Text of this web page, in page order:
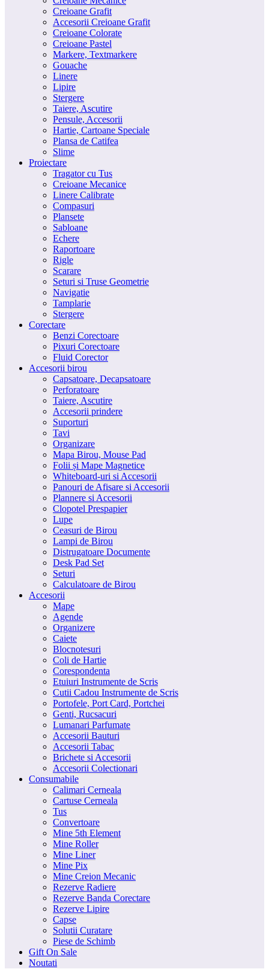
Creioane Grafit
Accesorii Creioane Grafit
Creioane Colorate
Creioane Pastel
Markere, Textmarkere
Gouache
Linere
Lipire
Stergere
Taiere, Ascutire
Pensule, Accesorii
Hartie, Cartoane Speciale
Plansa de Catifea
Slime
Proiectare
Tragator cu Tus
Creioane Mecanice
Linere Calibrate
Compasuri
Plansete
Sabloane
Echere
Raportoare
Rigle
Scarare
Seturi si Truse Geometrie
Navigatie
Tamplarie
Stergere
Corectare
Benzi Corectoare
Pixuri Corectoare
Fluid Corector
Accesorii birou
Capsatoare, Decapsatoare
Perforatoare
Taiere, Ascutire
Accesorii prindere
Suporturi
Tavi
Organizare
Mapa Birou, Mouse Pad
Folii și Mape Magnetice
Whiteboard-uri si Accesorii
Panouri de Afisare si Accesorii
Plannere si Accesorii
Clopotel Prespapier
Lupe
Ceasuri de Birou
Lampi de Birou
Distrugatoare Documente
Desk Pad Set
Seturi
Calculatoare de Birou
Accesorii
Mape
Agende
Organizere
Caiete
Blocnotesuri
Coli de Hartie
Corespondenta
Etuiuri Instrumente de Scris
Cutii Cadou Instrumente de Scris
Portofele, Port Card, Portchei
Genti, Rucsacuri
Lumanari Parfumate
Accesorii Bauturi
Accesorii Tabac
Brichete si Accesorii
Accesorii Colectionari
Consumabile
Calimari Cerneala
Cartuse Cerneala
Tus
Convertoare
Mine 5th Element
Mine Roller
Mine Liner
Mine Pix
Mine Creion Mecanic
Rezerve Radiere
Rezerve Banda Corectare
Rezerve Lipire
Capse
Solutii Curatare
Piese de Schimb
Gift On Sale
Noutati